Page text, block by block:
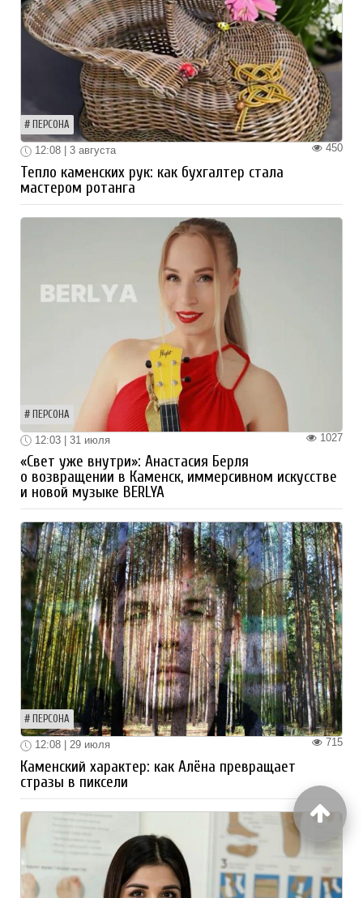
ПЕРСОНА
450
12:08 | 3 августа
Тепло каменских рук: как бухгалтер стала
мастером ротанга
ПЕРСОНА
1027
12:03 | 31 июля
«Свет уже внутри»: Анастасия Берля
о возвращении в Каменск, иммерсивном искусстве
и новой музыке BERLYA
ПЕРСОНА
715
12:08 | 29 июля
Каменский характер: как Алёна превращает
стразы в пиксели